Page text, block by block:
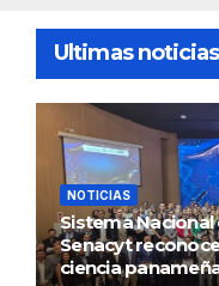
Ultimas noticias
NOTICIAS
Sistema Nacional
Senacyt
ciencia